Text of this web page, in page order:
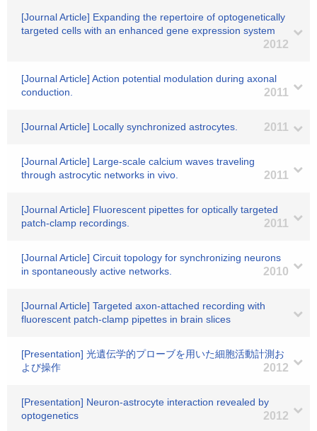
[Journal Article] Expanding the repertoire of optogenetically
targeted cells with an enhanced gene expression system
2012
[Journal Article] Action potential modulation during axonal
conduction.
2011
[Journal Article] Locally synchronized astrocytes. 2011
[Journal Article] Large-scale calcium waves traveling
through astrocytic networks in vivo.
2011
[Journal Article] Fluorescent pipettes for optically targeted
patch-clamp recordings.
2011
[Journal Article] Circuit topology for synchronizing neurons
in spontaneously active networks.
2010
[Journal Article] Targeted axon-attached recording with
fluorescent patch-clamp pipettes in brain slices
[Presentation] 光遺伝学的プローブを用いた細胞活動計測お
よび操作
2012
[Presentation] Neuron-astrocyte interaction revealed by
optogenetics
2012